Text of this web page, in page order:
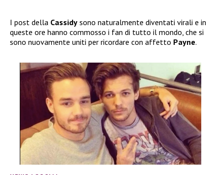
I post della Cassidy sono naturalmente diventati virali e in
queste ore hanno commosso i fan di tutto il mondo, che si
sono nuovamente uniti per ricordare con affetto Payne.